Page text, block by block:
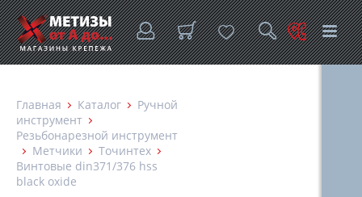
Главная Каталог
Ручной
инструмент
Резьбонарезной инструмент
Метчики
Точинтех
Винтовые din371/376 hss
black oxide